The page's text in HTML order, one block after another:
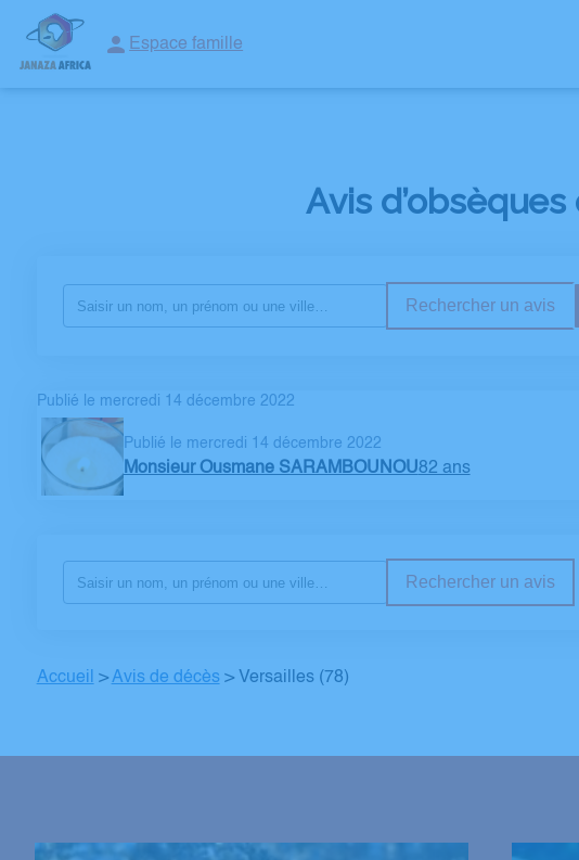
Espace famille
ORGANISER DES OBSÈQUESCONVOI MUSULMAN
Avis
Rechercher un avis
Publié le mercredi 14 décembre 2022
Publié le mercredi 14 décembre 2022
Monsieur Ousmane SARAMBOUNOU82 ans
Rechercher un avis
Accueil >Avis de décès > Versailles (78)